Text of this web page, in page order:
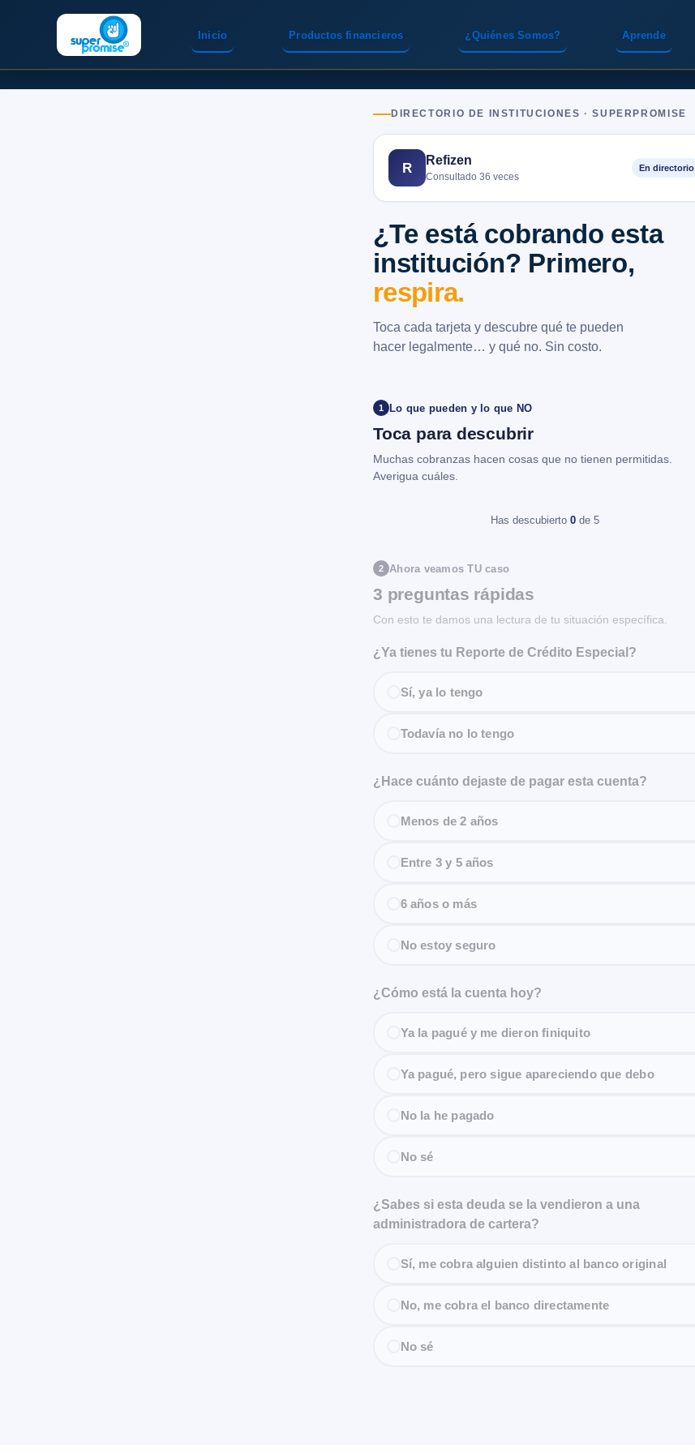
Inicio Productos financieros ¿Quiénes Somos? Aprende
DIRECTORIO DE INSTITUCIONES · SUPERPROMISE
R
Refizen
Consultado 36 veces
En directorio
¿Te está cobrando esta
institución? Primero,
respira.
Toca cada tarjeta y descubre qué te pueden
hacer legalmente… y qué no. Sin costo.
1 Lo que pueden y lo que NO
Toca para descubrir
Muchas cobranzas hacen cosas que no tienen permitidas.
Averigua cuáles.
Has descubierto 0 de 5
2 Ahora veamos TU caso
3 preguntas rápidas
Con esto te damos una lectura de tu situación específica.
¿Ya tienes tu Reporte de Crédito Especial?
Sí, ya lo tengo
Todavía no lo tengo
¿Hace cuánto dejaste de pagar esta cuenta?
Menos de 2 años
Entre 3 y 5 años
6 años o más
No estoy seguro
¿Cómo está la cuenta hoy?
Ya la pagué y me dieron finiquito
Ya pagué, pero sigue apareciendo que debo
No la he pagado
No sé
¿Sabes si esta deuda se la vendieron a una
administradora de cartera?
Sí, me cobra alguien distinto al banco original
No, me cobra el banco directamente
No sé